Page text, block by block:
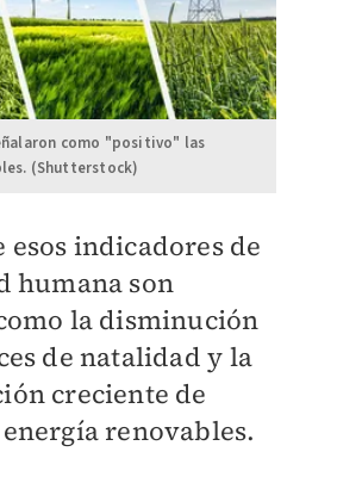
como "positivo" las
(Shutterstock)
esos indicadores de
humana son
la disminución
de natalidad y la
creciente de
renovables.